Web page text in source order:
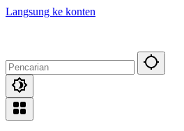
Langsung ke konten